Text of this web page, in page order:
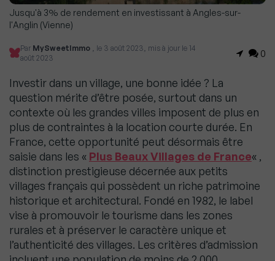
Jusqu'à 3% de rendement en investissant à Angles-sur-
l'Anglin (Vienne)
Par MySweetImmo , le 3 août 2023, mis à jour le 14
août 2023
0
Investir dans un village, une bonne idée ? La
question mérite d’être posée, surtout dans un
contexte où les grandes villes imposent de plus en
plus de contraintes à la location courte durée. En
France, cette opportunité peut désormais être
saisie dans les « Plus Beaux Villages de France« ,
distinction prestigieuse décernée aux petits
villages français qui possèdent un riche patrimoine
historique et architectural. Fondé en 1982, le label
vise à promouvoir le tourisme dans les zones
rurales et à préserver le caractère unique et
l’authenticité des villages. Les critères d’admission